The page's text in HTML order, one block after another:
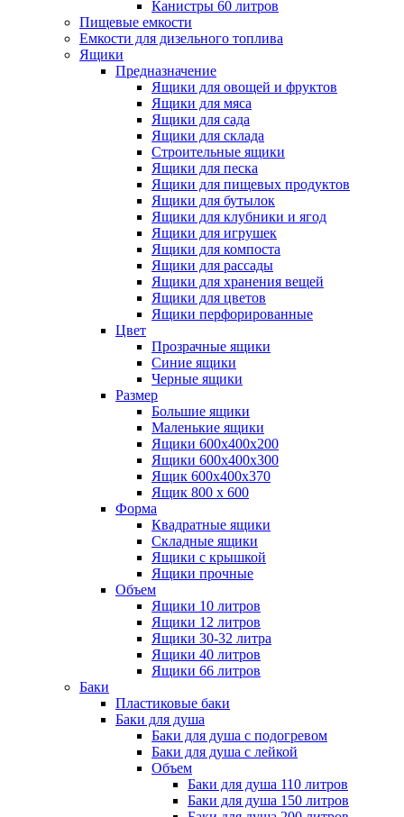
Канистры 60 литров
Пищевые емкости
Емкости для дизельного топлива
Ящики
Предназначение
Ящики для овощей и фруктов
Ящики для мяса
Ящики для сада
Ящики для склада
Строительные ящики
Ящики для песка
Ящики для пищевых продуктов
Ящики для бутылок
Ящики для клубники и ягод
Ящики для игрушек
Ящики для компоста
Ящики для рассады
Ящики для хранения вещей
Ящики для цветов
Ящики перфорированные
Цвет
Прозрачные ящики
Синие ящики
Черные ящики
Размер
Большие ящики
Маленькие ящики
Ящики 600х400х200
Ящики 600х400х300
Ящик 600х400х370
Ящик 800 х 600
Форма
Квадратные ящики
Складные ящики
Ящики с крышкой
Ящики прочные
Объем
Ящики 10 литров
Ящики 12 литров
Ящики 30-32 литра
Ящики 40 литров
Ящики 66 литров
Баки
Пластиковые баки
Баки для душа
Баки для душа с подогревом
Баки для душа с лейкой
Объем
Баки для душа 110 литров
Баки для душа 150 литров